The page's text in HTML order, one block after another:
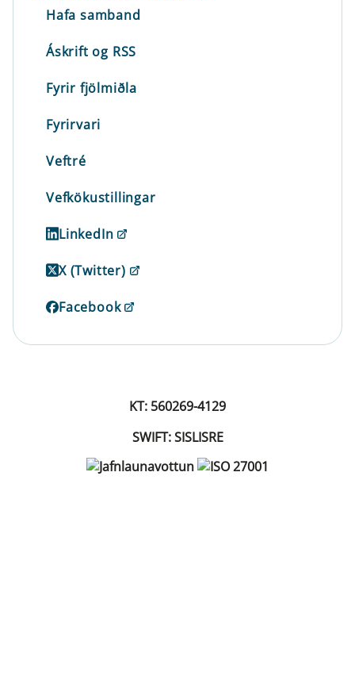
Hafa samband
Áskrift og RSS
Fyrir fjölmiðla
Fyrirvari
Veftré
Vefkökustillingar
LinkedIn
X (Twitter)
Facebook
KT: 560269-4129
SWIFT: SISLISRE